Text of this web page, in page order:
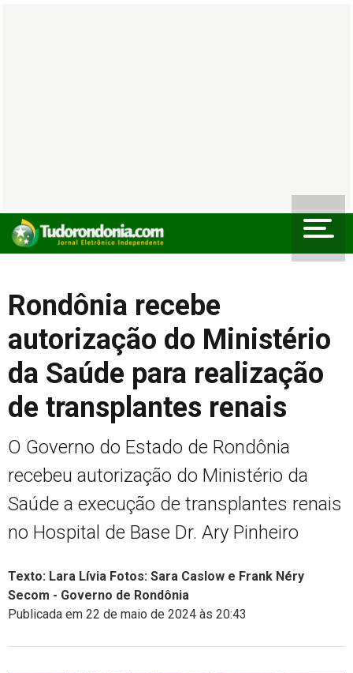
Rondônia recebe
autorização do Ministério
da Saúde para realização
de transplantes renais
O Governo do Estado de Rondônia
recebeu autorização do Ministério da
Saúde a execução de transplantes renais
no Hospital de Base Dr. Ary Pinheiro
Texto: Lara Lívia Fotos: Sara Caslow e Frank Néry
Secom - Governo de Rondônia
Publicada em 22 de maio de 2024 às 20:43